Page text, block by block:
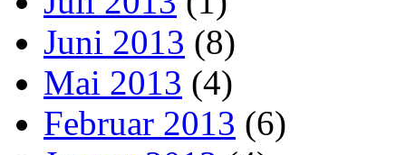
Juni 2013 (8)
Mai 2013 (4)
Februar 2013 (6)